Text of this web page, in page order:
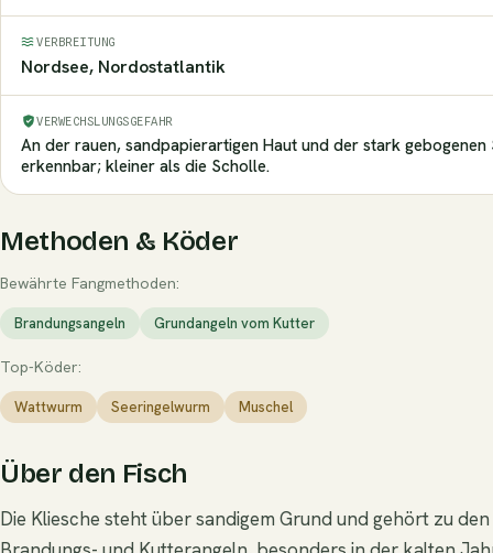
VERBREITUNG
Nordsee, Nordostatlantik
VERWECHSLUNGSGEFAHR
An der rauen, sandpapierartigen Haut und der stark
erkennbar; kleiner als die Scholle.
Methoden & Köder
Bewährte Fangmethoden:
Brandungsangeln Grundangeln vom Kutter
Top-Köder:
Wattwurm Seeringelwurm Muschel
Über den Fisch
Die Kliesche steht über sandigem Grund und gehört zu